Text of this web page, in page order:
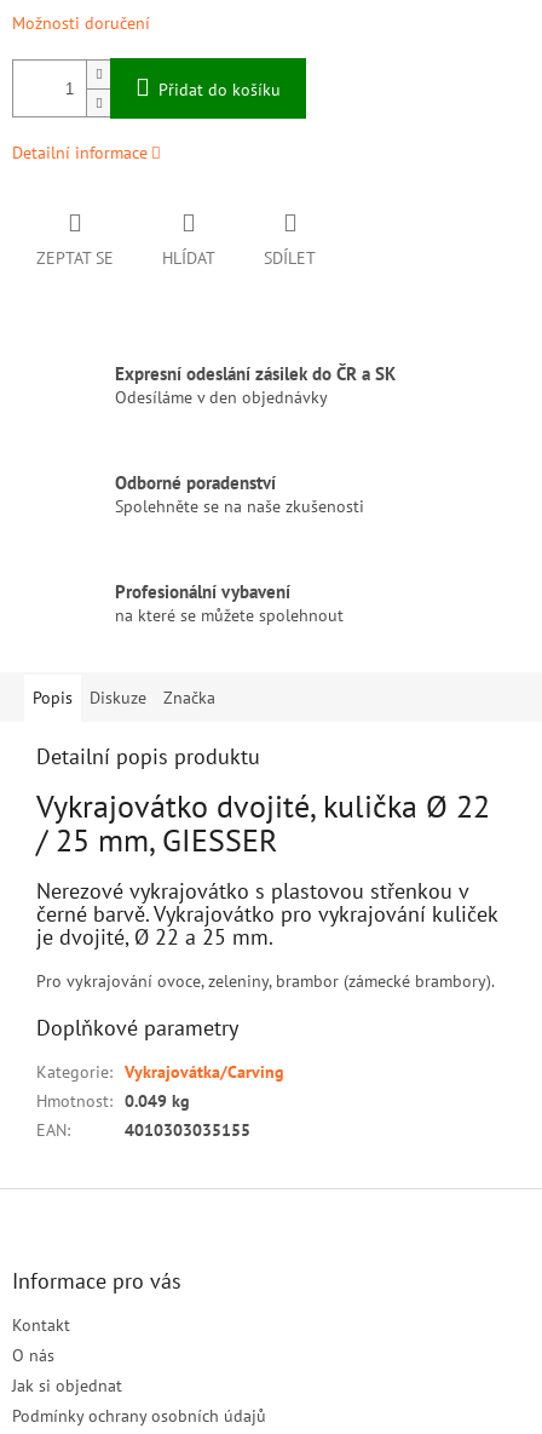
Možnosti doručení
Přidat do košíku
Detailní informace
ZEPTAT SE HLÍDAT SDÍLET
Expresní odeslání zásilek do ČR a SK
Odesíláme v den objednávky
Odborné poradenství
Spolehněte se na naše zkušenosti
Profesionální vybavení
na které se můžete spolehnout
Popis Diskuze Značka
Detailní popis produktu
Vykrajovátko dvojité, kulička Ø 22
/ 25 mm, GIESSER
Nerezové vykrajovátko s plastovou střenkou v
černé barvě. Vykrajovátko pro vykrajování kuliček
je dvojité, Ø 22 a 25 mm.
Pro vykrajování ovoce, zeleniny, brambor (zámecké brambory).
Doplňkové parametry
Kategorie: Vykrajovátka/Carving
Hmotnost: 0.049 kg
EAN: 4010303035155
Informace pro vás
Kontakt
O nás
Jak si objednat
Podmínky ochrany osobních údajů